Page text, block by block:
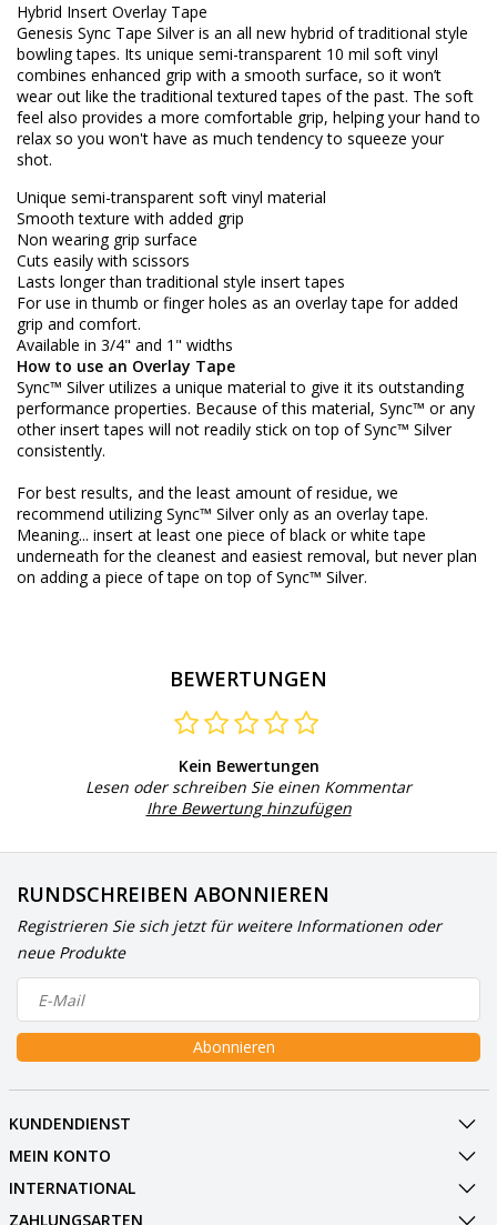
Hybrid Insert Overlay Tape
Genesis Sync Tape Silver is an all new hybrid of traditional style
bowling tapes. Its unique semi-transparent 10 mil soft vinyl
combines enhanced grip with a smooth surface, so it won’t
wear out like the traditional textured tapes of the past. The soft
feel also provides a more comfortable grip, helping your hand to
relax so you won't have as much tendency to squeeze your
shot.
Unique semi-transparent soft vinyl material
Smooth texture with added grip
Non wearing grip surface
Cuts easily with scissors
Lasts longer than traditional style insert tapes
For use in thumb or finger holes as an overlay tape for added
grip and comfort.
Available in 3/4" and 1" widths
How to use an Overlay Tape
Sync™ Silver utilizes a unique material to give it its outstanding
performance properties. Because of this material, Sync™ or any
other insert tapes will not readily stick on top of Sync™ Silver
consistently.
For best results, and the least amount of residue, we
recommend utilizing Sync™ Silver only as an overlay tape.
Meaning... insert at least one piece of black or white tape
underneath for the cleanest and easiest removal, but never plan
on adding a piece of tape on top of Sync™ Silver.
BEWERTUNGEN
Kein Bewertungen
Lesen oder schreiben Sie einen Kommentar
Ihre Bewertung hinzufügen
RUNDSCHREIBEN ABONNIEREN
Registrieren Sie sich jetzt für weitere Informationen oder
neue Produkte
Abonnieren
KUNDENDIENST
MEIN KONTO
INTERNATIONAL
ZAHLUNGSARTEN